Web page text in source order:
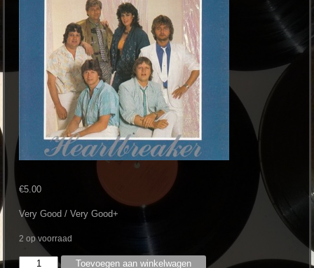
€5.00
Very Good / Very Good+
2 op voorraad
BZN
Toevoegen aan winkelwagen